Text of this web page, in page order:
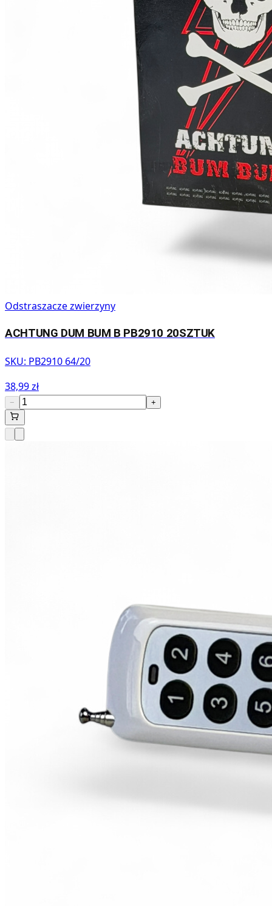
Odstraszacze zwierzyny
ACHTUNG DUM BUM B PB2910 20SZTUK
SKU: PB2910 64/20
38,99 zł
− +